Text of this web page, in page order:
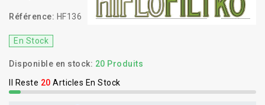
Référence: HF136
En Stock
Disponible en stock: 20 Produits
Il Reste 20 Articles En Stock